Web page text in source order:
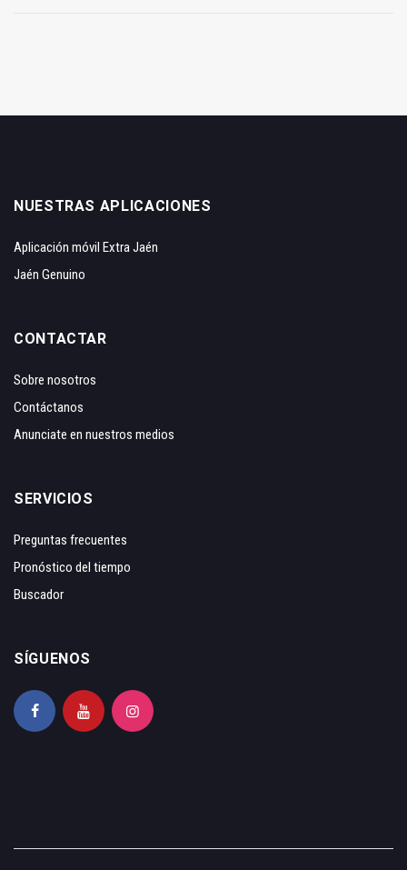
NUESTRAS APLICACIONES
Aplicación móvil Extra Jaén
Jaén Genuino
CONTACTAR
Sobre nosotros
Contáctanos
Anunciate en nuestros medios
SERVICIOS
Preguntas frecuentes
Pronóstico del tiempo
Buscador
SÍGUENOS